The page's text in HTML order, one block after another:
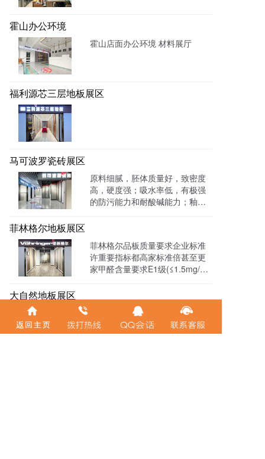
霍山办公环境
霍山店面办公环境 材料展厅
福利源芯三层地板展区
马可波罗瓷砖展区
原料细腻，胚体质量好，致密度
高，硬度强；吸水率低，有极强
的防污能力和耐酸碱能力；釉面
菲林格尔地板展区
菲林格尔品板质量要求企业标准
许重要指标都高家标准倍甚至更
家甲醛含量要求E1级(≤1.5mg/L)
大自然地板展区
大自然地板是大全亚洲最具价值
的500强品牌之一，专业致力于绿
色健康的家居装修工程研究，产